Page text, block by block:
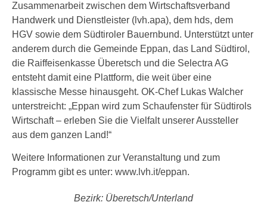
Zusammenarbeit zwischen dem Wirtschaftsverband
Handwerk und Dienstleister (lvh.apa), dem hds, dem
HGV sowie dem Südtiroler Bauernbund. Unterstützt unter
anderem durch die Gemeinde Eppan, das Land Südtirol,
die Raiffeisenkasse Überetsch und die Selectra AG
entsteht damit eine Plattform, die weit über eine
klassische Messe hinausgeht. OK-Chef Lukas Walcher
unterstreicht: „Eppan wird zum Schaufenster für Südtirols
Wirtschaft – erleben Sie die Vielfalt unserer Aussteller
aus dem ganzen Land!“
Weitere Informationen zur Veranstaltung und zum
Programm gibt es unter: www.lvh.it/eppan.
Bezirk: Überetsch/Unterland